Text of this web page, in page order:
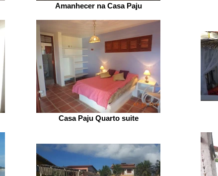
Amanhecer na Casa Paju
Casa Paju Quarto suite